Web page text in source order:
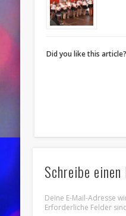
Did you like this
Schreibe
Deine E-Mail-Adresse
Erforderliche Felder